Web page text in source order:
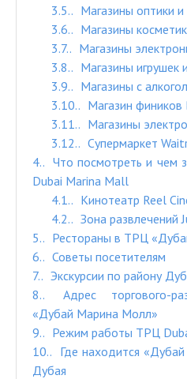
3.5.
Магазины оптики
3.6.
Магазины
3.7.
Магазины
3.8.
Магазины игрушек
3.9.
Магазины с
3.10.
Магазин
3.11.
Магазины
3.12.
Супермаркет
4.
Что посмотреть и чем
Dubai Marina Mall
4.1.
Кинотеатр Reel
4.2.
Зона развлечений
5.
Рестораны в ТРЦ
6.
Советы посетителям
7.
Экскурсии по району
8.
Адрес торгового-
«Дубай Марина Молл»
9.
Режим работы ТРЦ
10.
Где находится
Дубая